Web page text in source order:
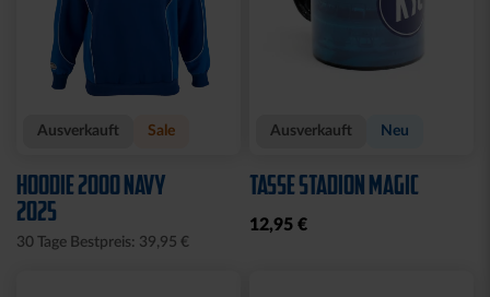
Ausverkauft Sale
HOODIE 2000 NAVY
2025
30 Tage Bestpreis: 39,95 €
Ausverkauft Neu
TASSE STADION MAGIC
12,95 €